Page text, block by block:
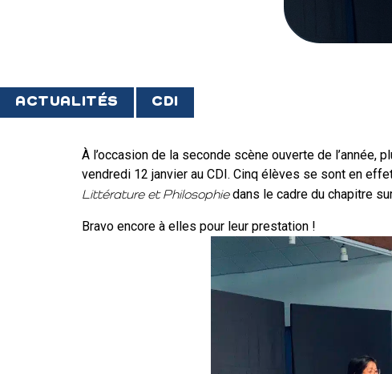
ACTUALITÉS CDI
À l’occasion de la seconde scène ouverte de
vendredi 12 janvier au CDI. Cinq élèves se sont en
Littérature et Philosophiedans le cadre du chapitre
Bravo encore à elles pour leur prestation !